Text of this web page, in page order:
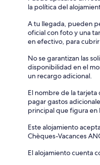
la política del
A tu llegada, pueden
oficial con foto y una
en efectivo, para
No se garantizan las
disponibilidad en el
un recargo adicional.
El nombre de la
pagar gastos
principal que figura en
Este alojamiento
Chèques-Vacances
El alojamiento cuenta